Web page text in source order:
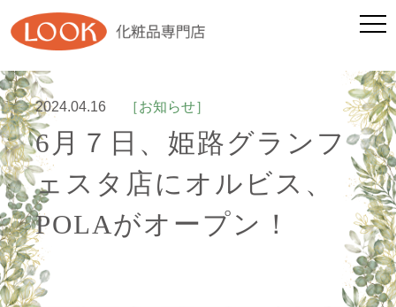
2024.04.16 ［お知らせ］
6月７日、姫路グランフ
ェスタ店にオルビス、
POLAがオープン！